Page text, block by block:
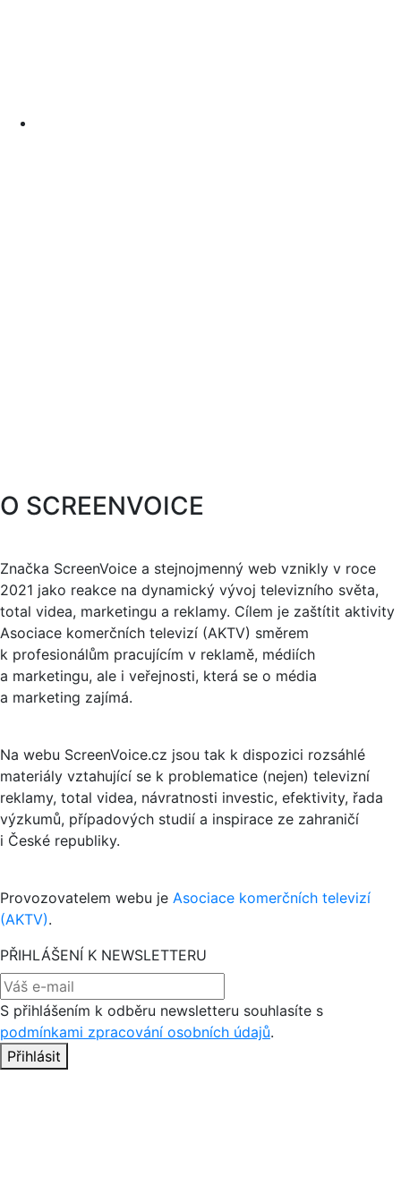
O SCREENVOICE
Značka ScreenVoice a stejnojmenný web vznikly v roce
2021 jako reakce na dynamický vývoj televizního světa,
total videa, marketingu a reklamy. Cílem je zaštítit aktivity
Asociace komerčních televizí (AKTV) směrem
k profesionálům pracujícím v reklamě, médiích
a marketingu, ale i veřejnosti, která se o média
a marketing zajímá.
Na webu ScreenVoice.cz jsou tak k dispozici rozsáhlé
materiály vztahující se k problematice (nejen) televizní
reklamy, total videa, návratnosti investic, efektivity, řada
výzkumů, případových studií a inspirace ze zahraničí
i České republiky.
Provozovatelem webu je Asociace komerčních televizí
(AKTV).
PŘIHLÁŠENÍ K NEWSLETTERU
S přihlášením k odběru newsletteru souhlasíte s
podmínkami zpracování osobních údajů.
Přihlásit